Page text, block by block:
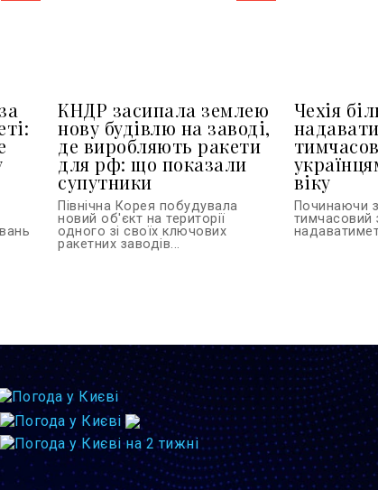
КНДР засипала землею
нову будівлю на заводі,
де виробляють ракети
для рф: що показали
супутники
Північна Корея побудувала
новий об'єкт на території
одного зі своїх ключових
ракетних заводів...
Чехія
віку
Починаючи
тимчасовий